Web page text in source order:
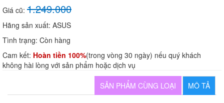
Giá cũ: 1.249.000
Hãng sản xuất: ASUS
Tình trạng: Còn hàng
Cam kết: Hoàn tiền 100%(trong vòng 30 ngày) nếu quý khách
không hài lòng với sản phẩm hoặc dịch vụ
MÔ TẢ
SẢN PHẨM CÙNG LOẠI